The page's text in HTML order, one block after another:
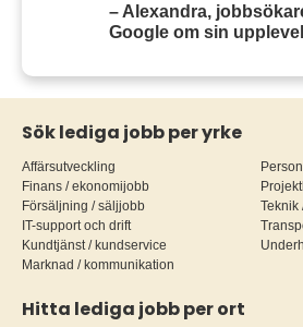
– Alexandra,
Google om sin
Sök lediga jobb per yrke
Affärsutveckling
Finans / ekonomijobb
Försäljning / säljjobb
IT-support och drift
Kundtjänst / kundservice
Marknad / kommunikation
Teknik
Hitta lediga jobb per ort